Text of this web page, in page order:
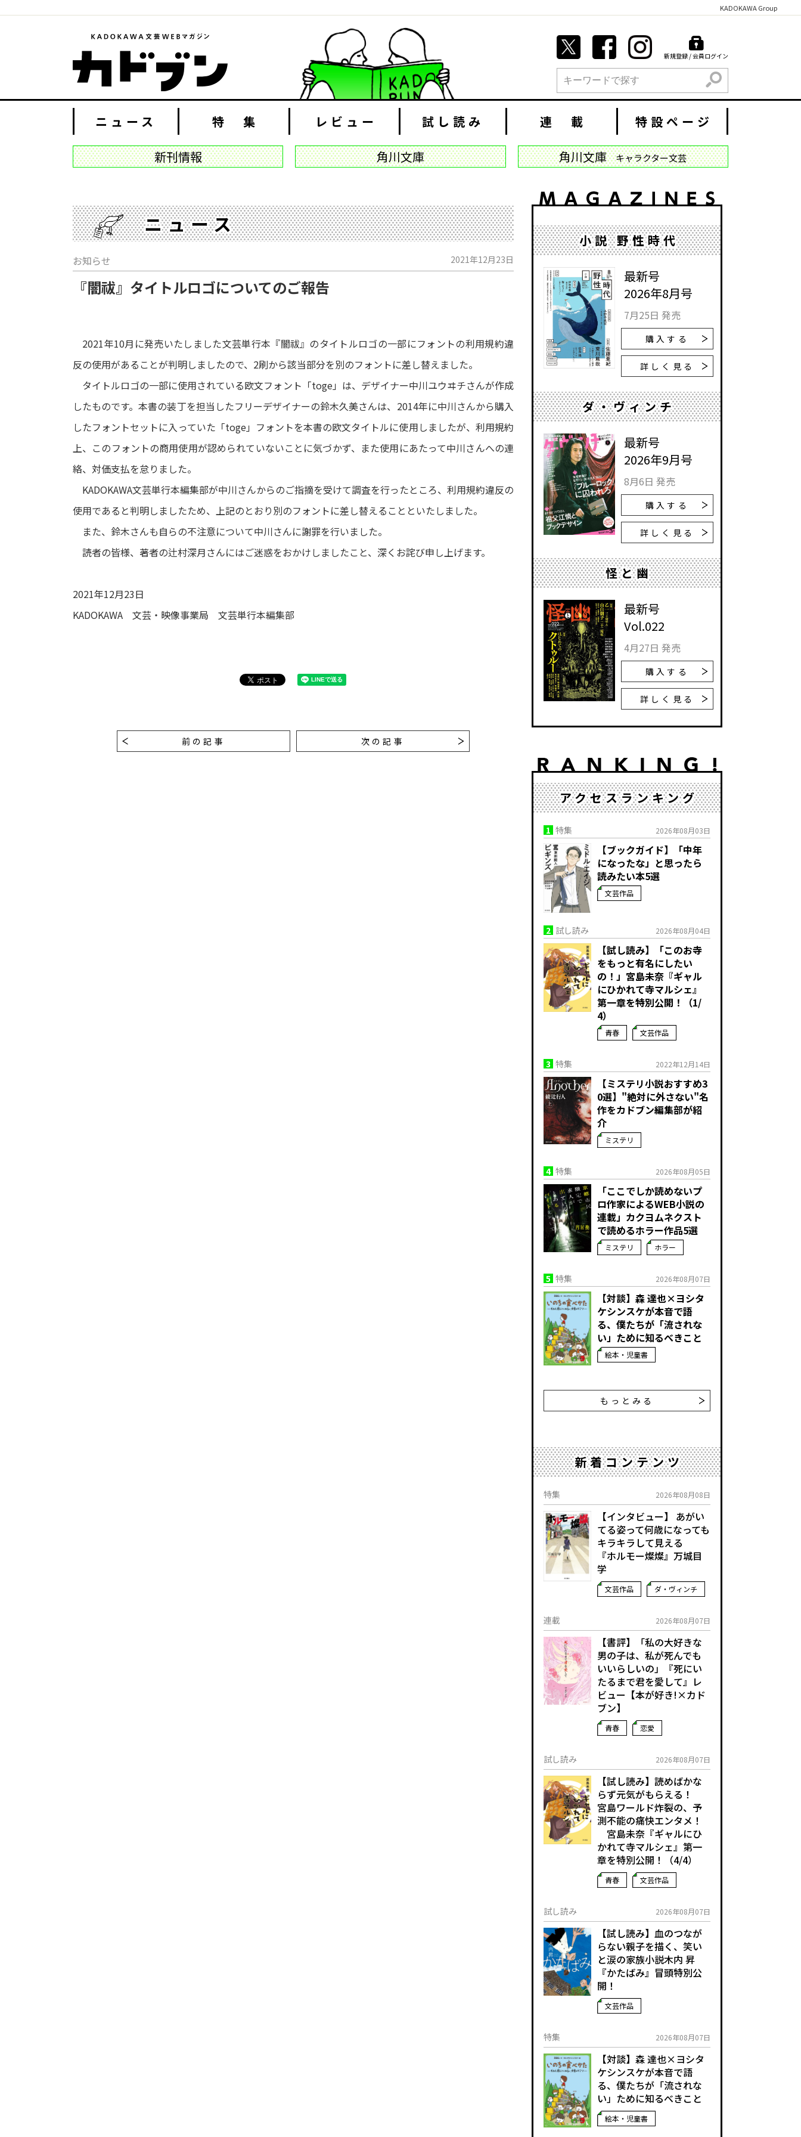
KADOKAWA Group
新規登録 / 会員ログイン
検索
ニュース 特 集 レビュー 試し読み 連 載 特設ページ
新刊情報 角川文庫 角川文庫 キャラクター文芸
ニュース
お知らせ 2021年12月23日
『闇祓』タイトルロゴについてのご報告
2021年10月に発売いたしました文芸単行本『闇祓』のタイトルロゴの一部にフォントの利用規約違
反の使用があることが判明しましたので、2刷から該当部分を別のフォントに差し替えました。
タイトルロゴの一部に使用されている欧文フォント「toge」は、デザイナー中川ユウヰチさんが作成
したものです。本書の装丁を担当したフリーデザイナーの鈴木久美さんは、2014年に中川さんから購入
したフォントセットに入っていた「toge」フォントを本書の欧文タイトルに使用しましたが、利用規約
上、このフォントの商用使用が認められていないことに気づかず、また使用にあたって中川さんへの連
絡、対価支払を怠りました。
KADOKAWA文芸単行本編集部が中川さんからのご指摘を受けて調査を行ったところ、利用規約違反の
使用であると判明しましたため、上記のとおり別のフォントに差し替えることといたしました。
また、鈴木さんも自らの不注意について中川さんに謝罪を行いました。
読者の皆様、著者の辻村深月さんにはご迷惑をおかけしましたこと、深くお詫び申し上げます。
2021年12月23日
KADOKAWA 文芸・映像事業局 文芸単行本編集部
前の記事 次の記事
小説 野性時代
最新号
2026年8月号
7月25日 発売
購入する
詳しく見る
ダ・ヴィンチ
最新号
2026年9月号
8月6日 発売
購入する
詳しく見る
怪と幽
最新号
Vol.022
4月27日 発売
購入する
詳しく見る
アクセスランキング
1 特集 2026年08月03日
【ブックガイド】「中年
になったな」と思ったら
読みたい本5選
文芸作品
2 試し読み 2026年08月04日
【試し読み】「このお寺
をもっと有名にしたい
の！」宮島未奈『ギャル
にひかれて寺マルシェ』
第一章を特別公開！（1/
4）
青春 文芸作品
3 特集 2022年12月14日
【ミステリ小説おすすめ3
0選】"絶対に外さない"名
作をカドブン編集部が紹
介
ミステリ
4 特集 2026年08月05日
「ここでしか読めないプ
ロ作家によるWEB小説の
連載」――カクヨムネクスト
で読めるホラー作品5選
ミステリ ホラー
5 特集 2026年08月07日
【対談】森 達也×ヨシタ
ケシンスケが本音で語
る、僕たちが「流されな
い」ために知るべきこと
絵本・児童書
もっとみる
新着コンテンツ
特集 2026年08月08日
【インタビュー】 あがい
てる姿って何歳になっても
キラキラして見える
『ホルモー燦燦』万城目
学
文芸作品 ダ・ヴィンチ
連載 2026年08月07日
【書評】「私の大好きな
男の子は、私が死んでも
いいらしいの」――『死にい
たるまで君を愛して』レ
ビュー【本が好き!×カド
ブン】
青春 恋愛
試し読み 2026年08月07日
【試し読み】読めばかな
らず元気がもらえる！
宮島ワールド炸裂の、予
測不能の痛快エンタメ！
宮島未奈『ギャルにひ
かれて寺マルシェ』第一
章を特別公開！（4/4）
青春 文芸作品
試し読み 2026年08月07日
【試し読み】血のつなが
らない親子を描く、笑い
と涙の家族小説――木内 昇
『かたばみ』冒頭特別公
開！
文芸作品
特集 2026年08月07日
【対談】森 達也×ヨシタ
ケシンスケが本音で語
る、僕たちが「流されな
い」ために知るべきこと
絵本・児童書